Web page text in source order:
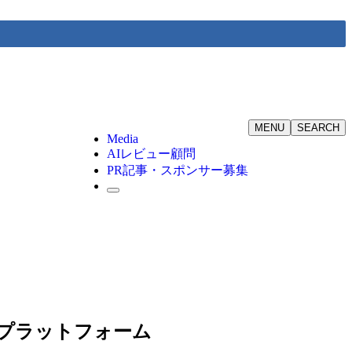
Media
AIレビュー顧問
PR記事・スポンサー募集
SEARCH
MENU
ラットフォーム